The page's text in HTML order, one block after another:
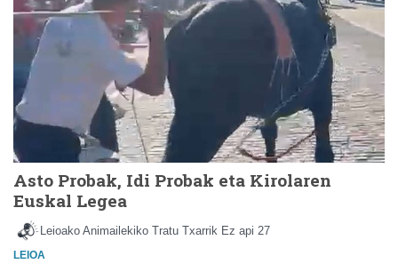
Asto Probak, Idi Probak eta Kirolaren
Euskal Legea
Leioako Animailekiko Tratu Txarrik Ez api 27
LEIOA